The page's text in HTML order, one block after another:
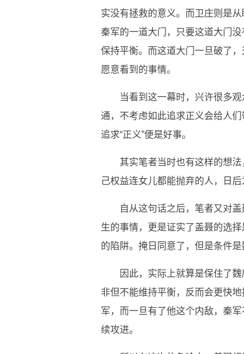
实没有拯救的意义。而卫庄则是
秦军的一道大门，只要这道大门
保持平衡。而这道大门一旦破了
愿意看到的事情。
当看到这一幕时，兴许很多
通，不考虑如此追求正义会给人
追求“正义”便是好事。
其实笔者当时也有这样的想
己权益连女儿都能抛弃的人，日
自从这句话之后，笔者又对
生的事情，更是证实了盖聂的选
的陷阱。掩日同意了，但是条件
因此，实际上就算是保住了
非但不能维持平衡，反而会更快
军，而一旦有了他这个内敌，秦
续攻进。